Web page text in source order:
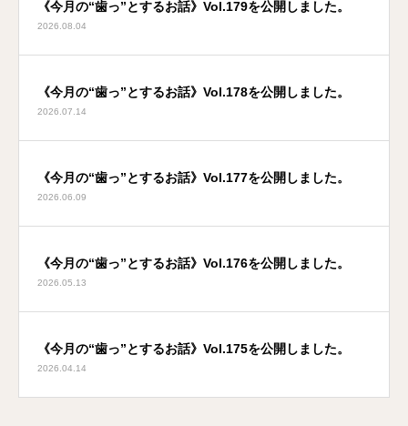
《今月の“歯っ”とするお話》Vol.179を公開しました。
2026.08.04
《今月の“歯っ”とするお話》Vol.178を公開しました。
2026.07.14
《今月の“歯っ”とするお話》Vol.177を公開しました。
2026.06.09
《今月の“歯っ”とするお話》Vol.176を公開しました。
2026.05.13
《今月の“歯っ”とするお話》Vol.175を公開しました。
2026.04.14